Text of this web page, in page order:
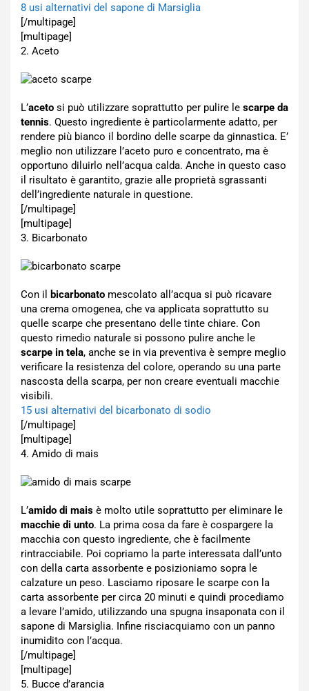
8 usi alternativi del sapone di Marsiglia
[/multipage]
[multipage]
2. Aceto
L’aceto si può utilizzare soprattutto per pulire le scarpe da
tennis. Questo ingrediente è particolarmente adatto, per
rendere più bianco il bordino delle scarpe da ginnastica. E’
meglio non utilizzare l’aceto puro e concentrato, ma è
opportuno diluirlo nell’acqua calda. Anche in questo caso
il risultato è garantito, grazie alle proprietà sgrassanti
dell’ingrediente naturale in questione.
[/multipage]
[multipage]
3. Bicarbonato
Con il bicarbonato mescolato all’acqua si può ricavare
una crema omogenea, che va applicata soprattutto su
quelle scarpe che presentano delle tinte chiare. Con
questo rimedio naturale si possono pulire anche le
scarpe in tela, anche se in via preventiva è sempre meglio
verificare la resistenza del colore, operando su una parte
nascosta della scarpa, per non creare eventuali macchie
visibili.
15 usi alternativi del bicarbonato di sodio
[/multipage]
[multipage]
4. Amido di mais
L’amido di mais è molto utile soprattutto per eliminare le
macchie di unto. La prima cosa da fare è cospargere la
macchia con questo ingrediente, che è facilmente
rintracciabile. Poi copriamo la parte interessata dall’unto
con della carta assorbente e posizioniamo sopra le
calzature un peso. Lasciamo riposare le scarpe con la
carta assorbente per circa 20 minuti e quindi procediamo
a levare l’amido, utilizzando una spugna insaponata con il
sapone di Marsiglia. Infine risciacquiamo con un panno
inumidito con l’acqua.
[/multipage]
[multipage]
5. Bucce d’arancia